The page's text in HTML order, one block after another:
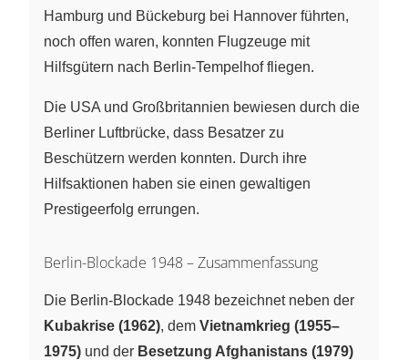
Hamburg und Bückeburg bei Hannover führten,
noch offen waren, konnten Flugzeuge mit
Hilfsgütern nach Berlin-Tempelhof fliegen.
Die USA und Großbritannien bewiesen durch die
Berliner Luftbrücke, dass Besatzer zu
Beschützern werden konnten. Durch ihre
Hilfsaktionen haben sie einen gewaltigen
Prestigeerfolg errungen.
Berlin-Blockade 1948 – Zusammenfassung
Die Berlin-Blockade 1948 bezeichnet neben der
Kubakrise (1962), dem Vietnamkrieg (1955–
1975) und der Besetzung Afghanistans (1979)